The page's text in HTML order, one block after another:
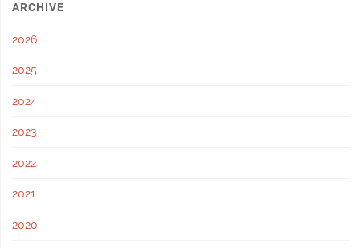
ARCHIVE
2026
2025
2024
2023
2022
2021
2020